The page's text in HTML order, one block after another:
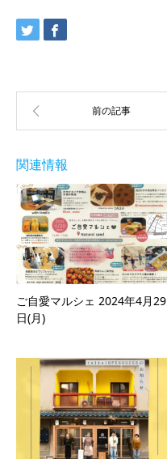
関連情報
ご自愛マルシェ 2024年4月29
日(月)